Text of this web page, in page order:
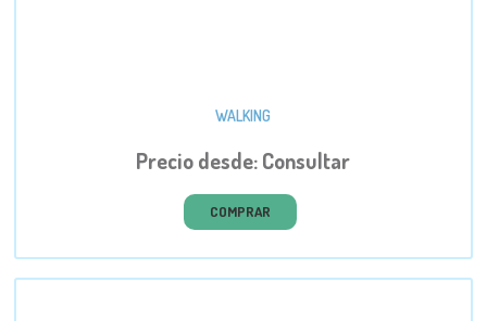
WALKING
Precio desde: Consultar
COMPRAR